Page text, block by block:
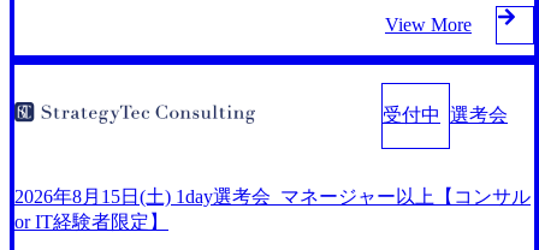
て働きやすい環境※コンサルクラスから 製造業、金融業、
通信業界に強みがあり、ヘルスケアな業界は広げていく予定
インセンティブ支給という他社にはない制度 ワンプール制
を敷く、柔軟な組織 2026年8月15日(土) 10:00以降開始～ 202
6年8月7日(金) 16:00 ※枠が限られておりますので、ご応募い
応募者様については、1dayではなく通常選考でのご案内とさ
せていただきます ● 面接(1次・最終を一度の面接で実施) ※
面接終了しましたら、後日弊社担当者より結果についてご連
View More
受付中 選考会
2026年8月15日(土) 1day選考会_マネージャー以上【コンサル
or IT経験者限定】